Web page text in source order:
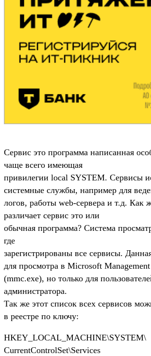
Сервис это программа написанная
чаще всего имеющая
привилегии local SYSTEM. Сервисы
системные службы, например для
логов, работы web-сервера и т.д. Как
различает сервис это или
обычная программа? Система
где
зарегистрированы все сервисы.
для просмотра в Microsoft
(mmc.exe), но только для
администратора.
Так же этот список всех сервисов
в реестре по ключу:
HKEY_LOCAL_MACHINE\SYSTEM\
CurrentControlSet\Services